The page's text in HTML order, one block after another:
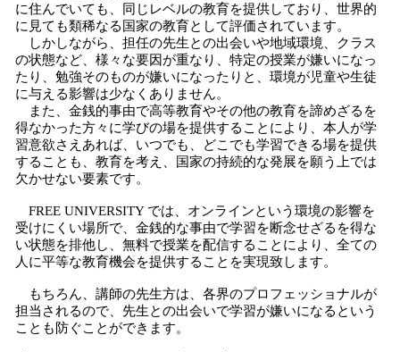
に住んでいても、同じレベルの教育を提供しており、世界的
に見ても類稀なる国家の教育として評価されています。
しかしながら、担任の先生との出会いや地域環境、クラス
の状態など、様々な要因が重なり、特定の授業が嫌いになっ
たり、勉強そのものが嫌いになったりと、環境が児童や生徒
に与える影響は少なくありません。
また、金銭的事由で高等教育やその他の教育を諦めざるを
得なかった方々に学びの場を提供することにより、本人が学
習意欲さえあれば、いつでも、どこでも学習できる場を提供
することも、教育を考え、国家の持続的な発展を願う上では
欠かせない要素です。
FREE UNIVERSITY では、オンラインという環境の影響を
受けにくい場所で、金銭的な事由で学習を断念せざるを得な
い状態を排他し、無料で授業を配信することにより、全ての
人に平等な教育機会を提供することを実現致します。
もちろん、講師の先生方は、各界のプロフェッショナルが
担当されるので、先生との出会いで学習が嫌いになるという
ことも防ぐことができます。